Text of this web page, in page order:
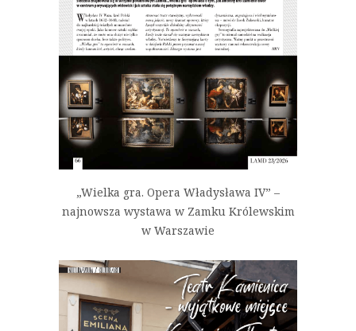
„Wielka gra. Opera Władysława IV” –
najnowsza wystawa w Zamku Królewskim
w Warszawie